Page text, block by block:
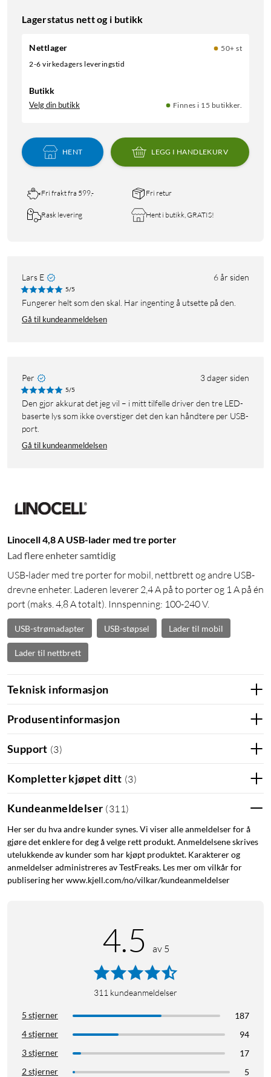
Lagerstatus nett og i butikk
Nettlager
50+ st
2-6 virkedagers leveringstid
Butikk
Velg din butikk Finnes i 15 butikker.
HENT LEGG I HANDLEKURV
Fri frakt fra 599,- Fri retur
Rask levering Hent i butikk, GRATIS!
Lars E 6 år siden
5/5
Fungerer helt som den skal. Har ingenting å utsette på den.
Gå til kundeanmeldelsen
Per 3 dager siden
5/5
Den gjør akkurat det jeg vil – i mitt tilfelle driver den tre LED-
baserte lys som ikke overstiger det den kan håndtere per USB-
port.
Gå til kundeanmeldelsen
Linocell 4,8 A USB-lader med tre porter
Lad flere enheter samtidig
USB-lader med tre porter for mobil, nettbrett og andre USB-
drevne enheter. Laderen leverer 2,4 A på to porter og 1 A på én
port (maks. 4,8 A totalt). Innspenning: 100-240 V.
USB-strømadapter USB-støpsel Lader til mobil
Lader til nettbrett
Teknisk informasjon
Produsentinformasjon
Support (3)
Kompletter kjøpet ditt (3)
Kundeanmeldelser (311 )
Her ser du hva andre kunder synes. Vi viser alle anmeldelser for å
gjøre det enklere for deg å velge rett produkt. Anmeldelsene skrives
utelukkende av kunder som har kjøpt produktet. Karakterer og
anmeldelser administreres av TestFreaks. Les mer om vilkår for
publisering her www.kjell.com/no/vilkar/kundeanmeldelser
4.5 av 5
311 kundeanmeldelser
5 stjerner
187
4 stjerner
94
3 stjerner
17
2 stjerner
5